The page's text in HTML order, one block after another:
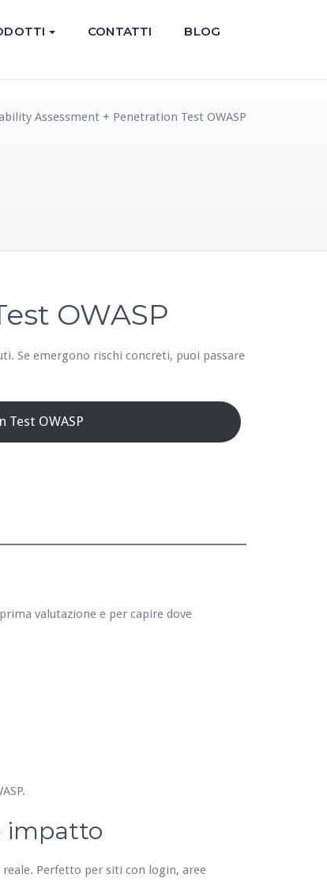
CONTATTI BLOG
Assessment + Penetration Test OWASP
OWASP
Se emergono rischi concreti, puoi passare
Test OWASP
valutazione e per capire dove
impatto
Perfetto per siti con login, aree